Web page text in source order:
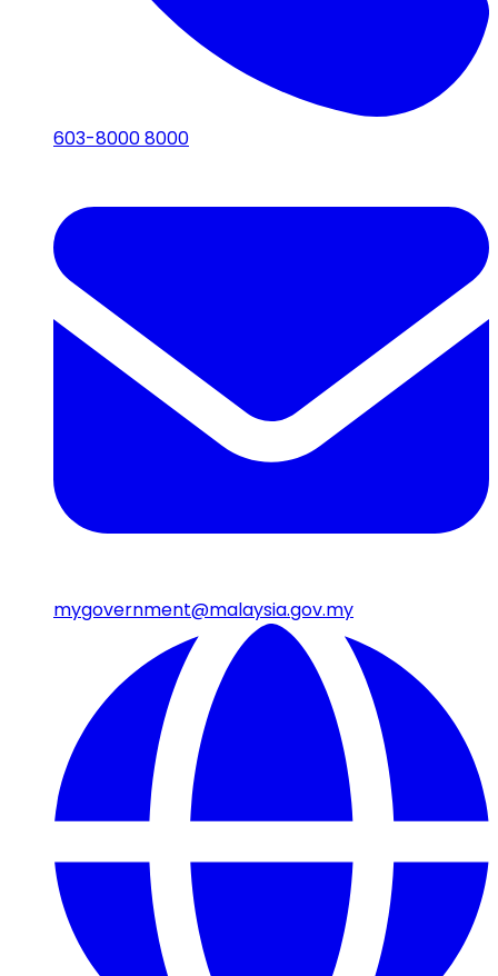
603-8000 8000
mygovernment@malaysia.gov.my